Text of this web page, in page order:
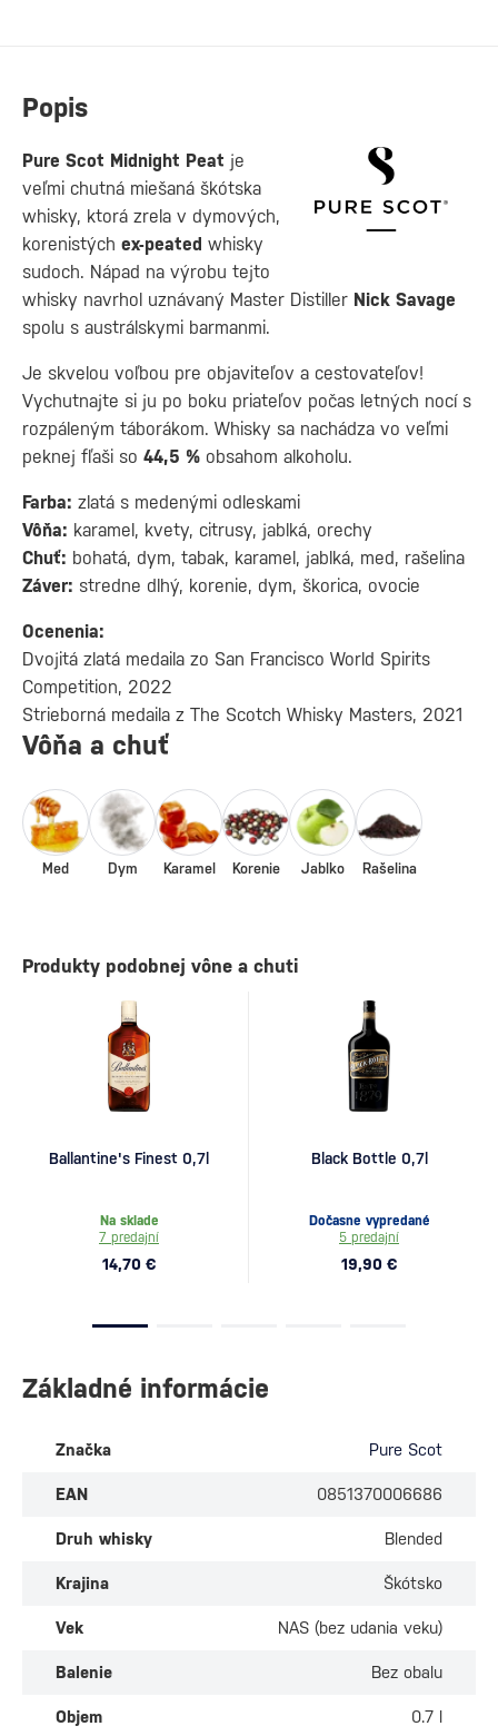
Popis
Pure Scot Midnight Peat je
veľmi chutná miešaná škótska
whisky, ktorá zrela v dymových,
korenistých ex-peated whisky
sudoch. Nápad na výrobu tejto
whisky navrhol uznávaný Master Distiller Nick Savage
spolu s austrálskymi barmanmi.
Je skvelou voľbou pre objaviteľov a cestovateľov!
Vychutnajte si ju po boku priateľov počas letných nocí s
rozpáleným táborákom. Whisky sa nachádza vo veľmi
peknej fľaši so 44,5 % obsahom alkoholu.
Farba: zlatá s medenými odleskami
Vôňa: karamel, kvety, citrusy, jablká, orechy
Chuť: bohatá, dym, tabak, karamel, jablká, med, rašelina
Záver: stredne dlhý, korenie, dym, škorica, ovocie
Ocenenia:
Dvojitá zlatá medaila zo San Francisco World Spirits
Competition, 2022
Strieborná medaila z The Scotch Whisky Masters, 2021
Vôňa a chuť
Med Dym Karamel Korenie Jablko Rašelina
Produkty podobnej vône a chuti
Ballantine's Finest 0,7l
Na sklade
7 predajní
14,70 €
Black Bottle 0,7l
Dočasne vypredané
5 predajní
19,90 €
Základné informácie
Značka Pure Scot
EAN 0851370006686
Druh whisky Blended
Krajina Škótsko
Vek NAS (bez udania veku)
Balenie Bez obalu
Objem 0.7 l